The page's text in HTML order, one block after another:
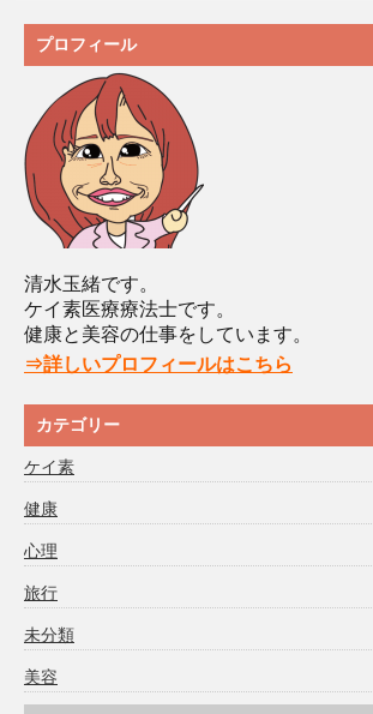
プロフィール
清水玉緒です。
ケイ素医療療法士です。
健康と美容の仕事をしています。
⇒詳しいプロフィールはこちら
カテゴリー
ケイ素
健康
心理
旅行
未分類
美容